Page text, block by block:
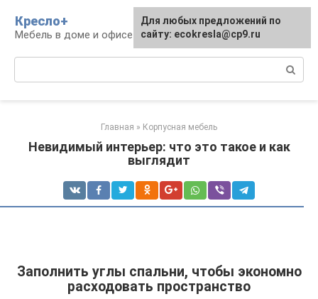
контенту
Кресло+
Мебель в доме и офисе
Главная » Корпусная мебель
Невидимый интерьер: что это такое и как
выглядит
Заполнить углы спальни, чтобы экономно
расходовать пространство
Для любых предложений по
сайту: ecokresla@cp9.ru